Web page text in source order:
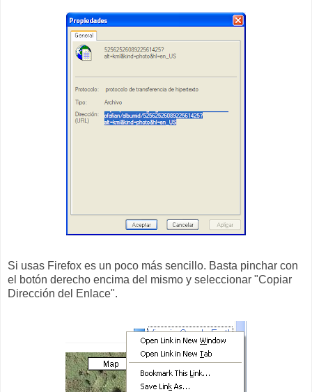
Si usas Firefox es un poco más sencillo. Basta pinchar con
el botón derecho encima del mismo y seleccionar "Copiar
Dirección del Enlace".